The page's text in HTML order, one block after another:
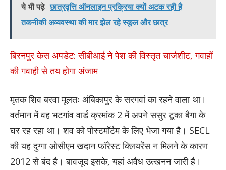
ये भी पढ़े छात्रवृत्ति ऑनलाइन प्रक्रिया क्यों अटक रही है
तकनीकी अव्यवस्था की मार झेल रहे स्कूल और छात्र
बिरनपुर केस अपडेट: सीबीआई ने पेश की विस्तृत चार्जशीट, गवाहों
की गवाही से तय होगा अंजाम
मृतक शिव बरवा मूलतः अंबिकापुर के सरगवां का रहने वाला था।
वर्तमान में वह भटगांव वार्ड क्रमांक 2 में अपने ससुर टूका बैगा के
घर रह रहा था। शव को पोस्टमॉर्टम के लिए भेजा गया है। SECL
की यह दुग्गा ओसीएम खदान फॉरेस्ट क्लियरेंस न मिलने के कारण
2012 से बंद है। बावजूद इसके, यहां अवैध उत्खनन जारी है।